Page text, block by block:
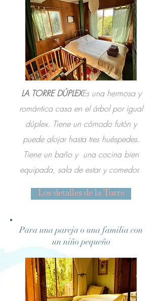
LA TORRE DÚPLEXEs una hermosa y
romántica casa en el árbol por igual
dúplex. Tiene un cómodo futón y
puede alojar hasta tres huéspedes.
Tiene un baño y una cocina bien
equipada, sala de estar y comedor.
Los detalles de la Torre
Para una pareja o una familia con
un niño pequeño